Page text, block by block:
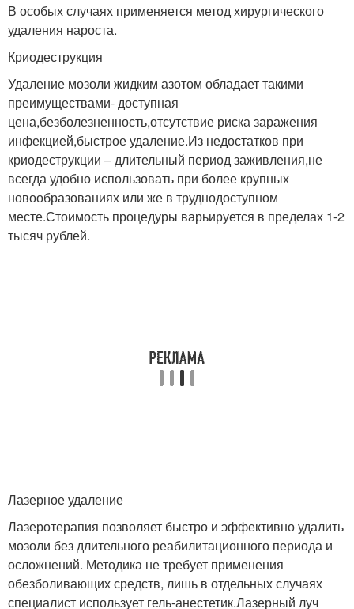
В особых случаях применяется метод хирургического
удаления нароста.
Криодеструкция
Удаление мозоли жидким азотом обладает такими
преимуществами- доступная
цена,безболезненность,отсутствие риска заражения
инфекцией,быстрое удаление.Из недостатков при
криодеструкции – длительный период заживления,не
всегда удобно использовать при более крупных
новообразованиях или же в труднодоступном
месте.Стоимость процедуры варьируется в пределах 1-2
тысяч рублей.
Лазерное удаление
Лазеротерапия позволяет быстро и эффективно удалить
мозоли без длительного реабилитационного периода и
осложнений. Методика не требует применения
обезболивающих средств, лишь в отдельных случаях
специалист использует гель-анестетик.Лазерный луч